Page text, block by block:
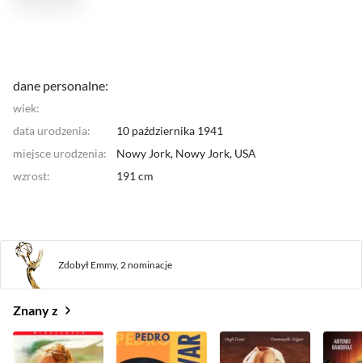
dane personalne:
wiek:
data urodzenia:
10 października 1941
miejsce urodzenia:
Nowy Jork, Nowy Jork, USA
wzrost:
191 cm
Zdobył Emmy, 2 nominacje
Znany z